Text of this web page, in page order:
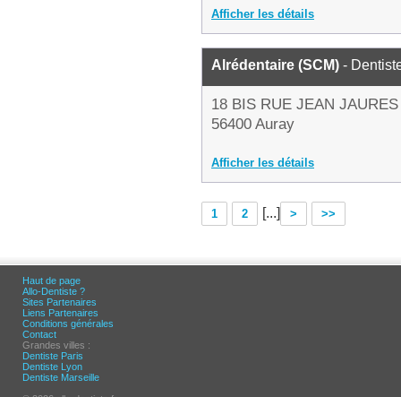
Afficher les détails
Alrédentaire (SCM) -
18 BIS RUE JEAN JAURES
56400 Auray
Afficher les détails
1 2 [...] > >>
Haut de page
Allo-Dentiste ?
Sites Partenaires
Liens Partenaires
Conditions générales
Contact
Grandes villes :
Dentiste Paris
Dentiste Lyon
Dentiste Marseille